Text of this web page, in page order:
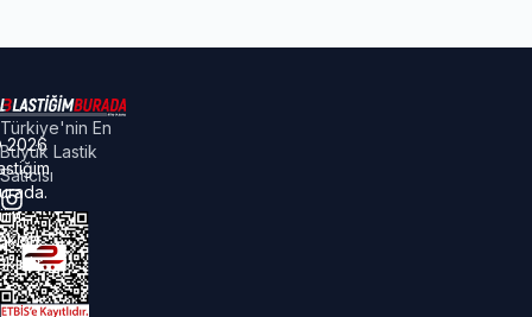
Türkiye'nin En
Büyük Lastik
Satıcısı
2026